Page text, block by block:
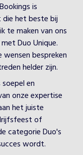
is
die het beste bij
te maken van ons
Duo Unique.
wensen bespreken
helder zijn.
en
onze expertise
het juiste
of
categorie Duo's
wordt.